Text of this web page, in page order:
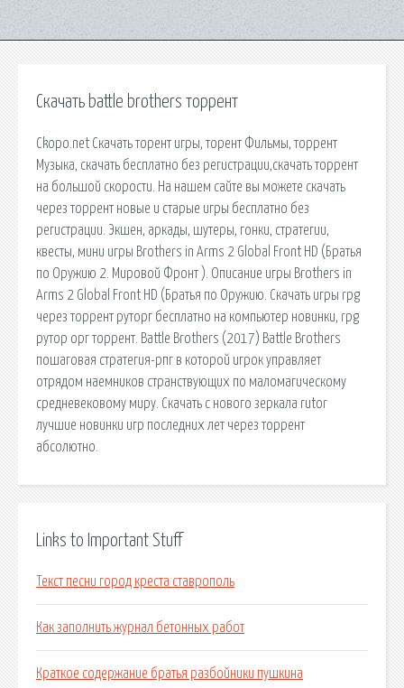
Скачать battle brothers торрент
Ckopo.net Скачать торент игры, торент Фильмы, торрент
Музыка, скачать бесплатно без регистрации,скачать торрент
на большой скорости. На нашем сайте вы можете скачать
через торрент новые и старые игры бесплатно без
регистрации. Экшен, аркады, шутеры, гонки, стратегии,
квесты, мини игры Brothers in Arms 2 Global Front HD (Братья
по Оружию 2. Мировой Фронт ). Описание игры Brothers in
Arms 2 Global Front HD (Братья по Оружию. Скачать игры rpg
через торрент руторг бесплатно на компьютер новинки, rpg
рутор орг торрент. Battle Brothers (2017) Battle Brothers
пошаговая стратегия-рпг в которой игрок управляет
отрядом наемников странствующих по маломагическому
средневековому миру. Скачать с нового зеркала rutor
лучшие новинки игр последних лет через торрент
абсолютно.
Links to Important Stuff
Текст песни город креста ставрополь
Как заполнить журнал бетонных работ
Краткое содержание братья разбойники пушкина